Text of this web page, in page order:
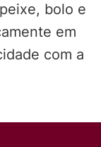
bolo e
em
com a